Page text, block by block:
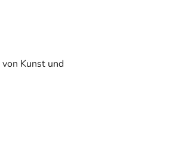
Kunst und